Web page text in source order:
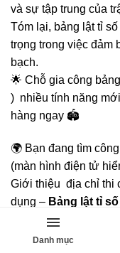
và sự tập trung của
Tóm lại, bảng lật tỉ
trọng trong việc đảm
bạch.
🌟 Chỗ gia công
) nhiều tính năng
hàng ngay 🏟️
🌍 Bạn đang tìm
(màn hình điện tử
Giới thiệu địa chỉ thi
dụng – Bảng lật tỉ
Danh mục